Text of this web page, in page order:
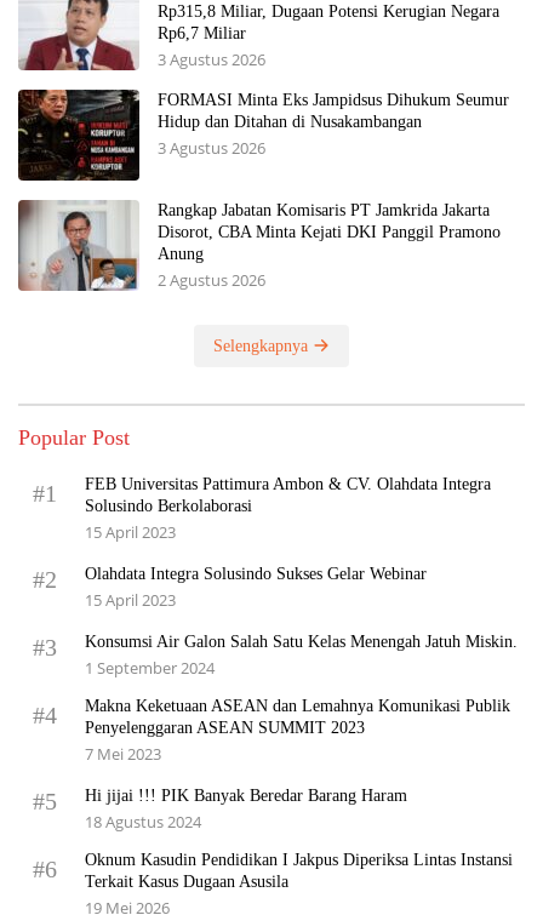
Rp315,8 Miliar, Dugaan Potensi Kerugian Negara
Rp6,7 Miliar
3 Agustus 2026
FORMASI Minta Eks Jampidsus Dihukum Seumur
Hidup dan Ditahan di Nusakambangan
3 Agustus 2026
Rangkap Jabatan Komisaris PT Jamkrida Jakarta
Disorot, CBA Minta Kejati DKI Panggil Pramono
Anung
2 Agustus 2026
Selengkapnya
Popular Post
#1
FEB Universitas Pattimura Ambon & CV. Olahdata Integra
Solusindo Berkolaborasi
15 April 2023
#2 Olahdata Integra Solusindo Sukses Gelar Webinar
15 April 2023
#3 Konsumsi Air Galon Salah Satu Kelas Menengah Jatuh Miskin.
1 September 2024
#4
Makna Keketuaan ASEAN dan Lemahnya Komunikasi Publik
Penyelenggaran ASEAN SUMMIT 2023
7 Mei 2023
#5 Hi jijai !!! PIK Banyak Beredar Barang Haram
18 Agustus 2024
#6
Oknum Kasudin Pendidikan I Jakpus Diperiksa Lintas Instansi
Terkait Kasus Dugaan Asusila
19 Mei 2026